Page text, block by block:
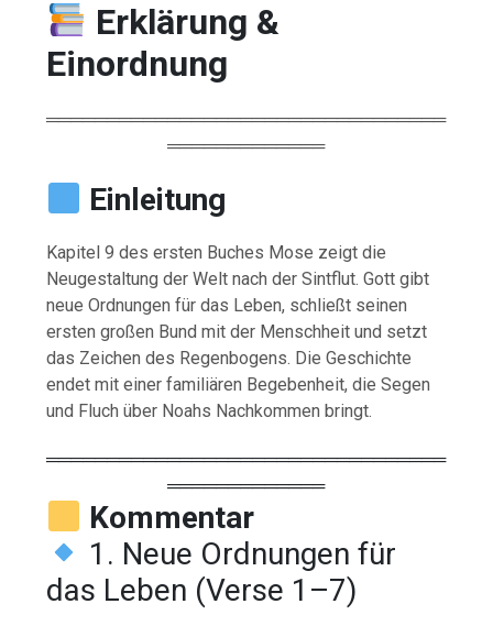
Erklärung &
Einordnung
═════════════════════════════════
═════════════
Einleitung
Kapitel 9 des ersten Buches Mose zeigt die
Neugestaltung der Welt nach der Sintflut. Gott gibt
neue Ordnungen für das Leben, schließt seinen
ersten großen Bund mit der Menschheit und setzt
das Zeichen des Regenbogens. Die Geschichte
endet mit einer familiären Begebenheit, die Segen
und Fluch über Noahs Nachkommen bringt.
═════════════════════════════════
═════════════
Kommentar
1. Neue Ordnungen für
das Leben (Verse 1–7)